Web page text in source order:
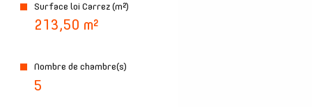
Surface loi Carrez (m²)
213,50 m²
Nombre de chambre(s)
5